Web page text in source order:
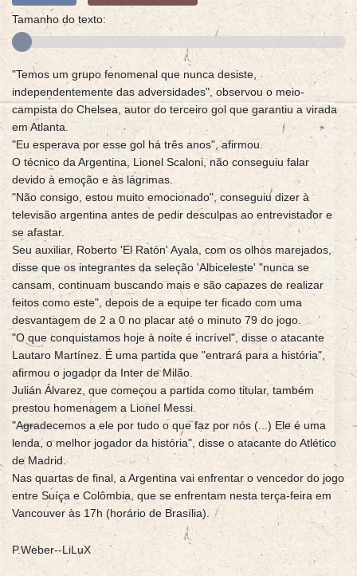
Tamanho do texto:
"Temos um grupo fenomenal que nunca desiste,
independentemente das adversidades", observou o meio-
campista do Chelsea, autor do terceiro gol que garantiu a virada
em Atlanta.
"Eu esperava por esse gol há três anos", afirmou.
O técnico da Argentina, Lionel Scaloni, não conseguiu falar
devido à emoção e às lágrimas.
"Não consigo, estou muito emocionado", conseguiu dizer à
televisão argentina antes de pedir desculpas ao entrevistador e
se afastar.
Seu auxiliar, Roberto 'El Ratón' Ayala, com os olhos marejados,
disse que os integrantes da seleção 'Albiceleste' "nunca se
cansam, continuam buscando mais e são capazes de realizar
feitos como este", depois de a equipe ter ficado com uma
desvantagem de 2 a 0 no placar até o minuto 79 do jogo.
"O que conquistamos hoje à noite é incrível", disse o atacante
Lautaro Martínez. É uma partida que "entrará para a história",
afirmou o jogador da Inter de Milão.
Julián Álvarez, que começou a partida como titular, também
prestou homenagem a Lionel Messi.
"Agradecemos a ele por tudo o que faz por nós (...) Ele é uma
lenda, o melhor jogador da história", disse o atacante do Atlético
de Madrid.
Nas quartas de final, a Argentina vai enfrentar o vencedor do jogo
entre Suíça e Colômbia, que se enfrentam nesta terça-feira em
Vancouver às 17h (horário de Brasília).
P.Weber--LiLuX